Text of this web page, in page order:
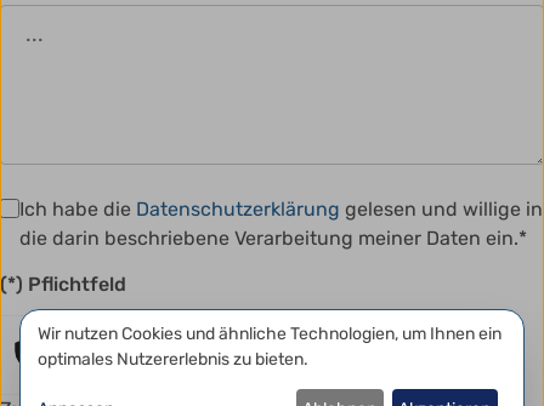
Ich habe die Datenschutzerklärung gelesen und willige in
die darin beschriebene Verarbeitung meiner Daten ein.*
(*) Pflichtfeld
Anti-Roboter-Verifizierung
Hier klicken
FriendlyCaptcha ⇗
Datenschutzeinstellungen
Wir nutzen Cookies und ähnliche Technologien, um Ihnen ein
optimales Nutzererlebnis zu bieten.